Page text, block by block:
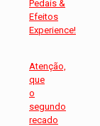
Atenção,
que
o
segundo
recado